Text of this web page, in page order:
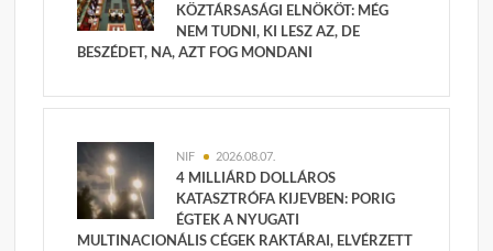
KÖZTÁRSASÁGI ELNÖKÖT: MÉG
NEM TUDNI, KI LESZ AZ, DE
BESZÉDET, NA, AZT FOG MONDANI
NIF 2026.08.07.
4 MILLIÁRD DOLLÁROS
KATASZTRÓFA KIJEVBEN: PORIG
ÉGTEK A NYUGATI
MULTINACIONÁLIS CÉGEK RAKTÁRAI, ELVÉRZETT